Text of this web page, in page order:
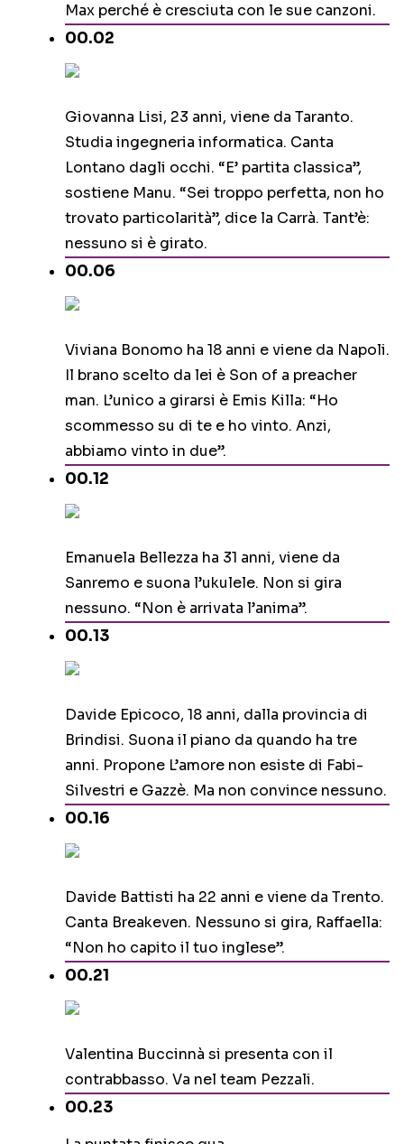
Max perché è cresciuta con le sue canzoni.
00.02
Giovanna Lisi, 23 anni, viene da Taranto.
Studia ingegneria informatica. Canta
Lontano dagli occhi. “E’ partita classica”,
sostiene Manu. “Sei troppo perfetta, non ho
trovato particolarità”, dice la Carrà. Tant’è:
nessuno si è girato.
00.06
Viviana Bonomo ha 18 anni e viene da Napoli.
Il brano scelto da lei è Son of a preacher
man. L’unico a girarsi è Emis Killa: “Ho
scommesso su di te e ho vinto. Anzi,
abbiamo vinto in due”.
00.12
Emanuela Bellezza ha 31 anni, viene da
Sanremo e suona l’ukulele. Non si gira
nessuno. “Non è arrivata l’anima”.
00.13
Davide Epicoco, 18 anni, dalla provincia di
Brindisi. Suona il piano da quando ha tre
anni. Propone L’amore non esiste di Fabi-
Silvestri e Gazzè. Ma non convince nessuno.
00.16
Davide Battisti ha 22 anni e viene da Trento.
Canta Breakeven. Nessuno si gira, Raffaella:
“Non ho capito il tuo inglese”.
00.21
Valentina Buccinnà si presenta con il
contrabbasso. Va nel team Pezzali.
00.23